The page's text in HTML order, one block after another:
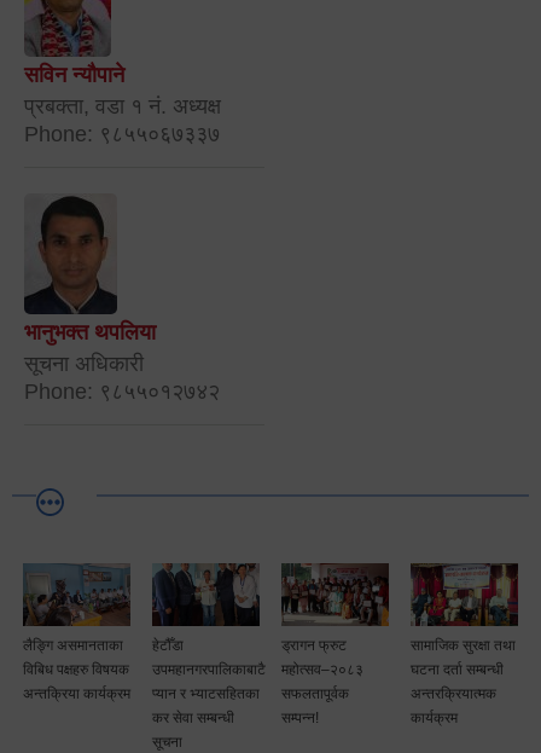
सविन न्यौपाने
प्रबक्ता, वडा १ नं. अध्यक्ष
Phone: ९८५५०६७३३७
भानुभक्त थपलिया
सूचना अधिकारी
Phone: ९८५५०१२७४२
लैङ्गि असमानताका
विबिध पक्षहरु विषयक
अन्तक्रिया कार्यक्रम
हेटौँडा
उपमहानगरपालिकाबाटै
प्यान र भ्याटसहितका
कर सेवा सम्बन्धी
सूचना
ड्रागन फ्रुट
महोत्सव–२०८३
सफलतापूर्वक
सम्पन्न!
सामाजिक सुरक्षा तथा
घटना दर्ता सम्बन्धी
अन्तरक्रियात्मक
कार्यक्रम